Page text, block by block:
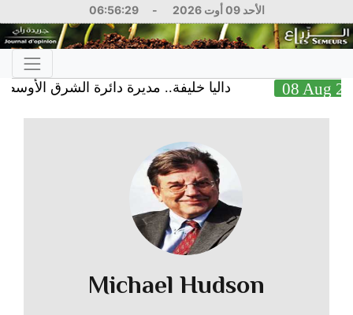
الأحد 09 أوت 2026 -
06:56:29
داليا خليفة.. مديرة دائرة الشرق الأوسط في 08
Michael Hudson